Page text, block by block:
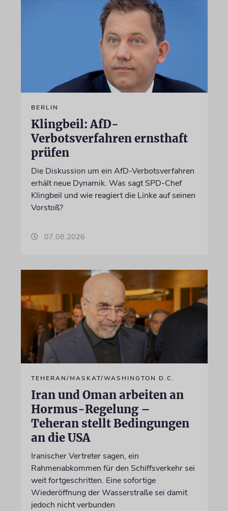
BERLIN
Klingbeil: AfD-
Verbotsverfahren ernsthaft
prüfen
Die Diskussion um ein AfD-Verbotsverfahren
erhält neue Dynamik. Was sagt SPD-Chef
Klingbeil und wie reagiert die Linke auf seinen
Vorstoß?
07.08.2026
TEHERAN/MASKAT/WASHINGTON D.C.
Iran und Oman arbeiten an
Hormus-Regelung –
Teheran stellt Bedingungen
an die USA
Iranischer Vertreter sagen, ein
Rahmenabkommen für den Schiffsverkehr sei
weit fortgeschritten. Eine sofortige
Wiederöffnung der Wasserstraße sei damit
jedoch nicht verbunden